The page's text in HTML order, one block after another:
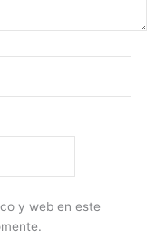
y web en este